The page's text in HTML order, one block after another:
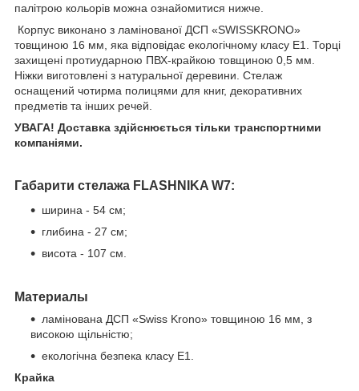
палітрою кольорів можна ознайомитися нижче.
Корпус виконано з ламінованої ДСП «SWISSKRONO»
товщиною 16 мм, яка відповідає екологічному класу Е1. Торці
захищені протиударною ПВХ-крайкою товщиною 0,5 мм.
Ніжки виготовлені з натуральної деревини. Стелаж
оснащений чотирма полицями для книг, декоративних
предметів та інших речей.
УВАГА! Доставка здійснюється тільки транспортними
компаніями.
Габарити стелажа FLASHNIKA W7:
ширина - 54 см;
глибина - 27 см;
висота - 107 см.
Материалы
ламінована ДСП «Swiss Krono» товщиною 16 мм, з
високою щільністю;
екологічна безпека класу Е1.
Крайка